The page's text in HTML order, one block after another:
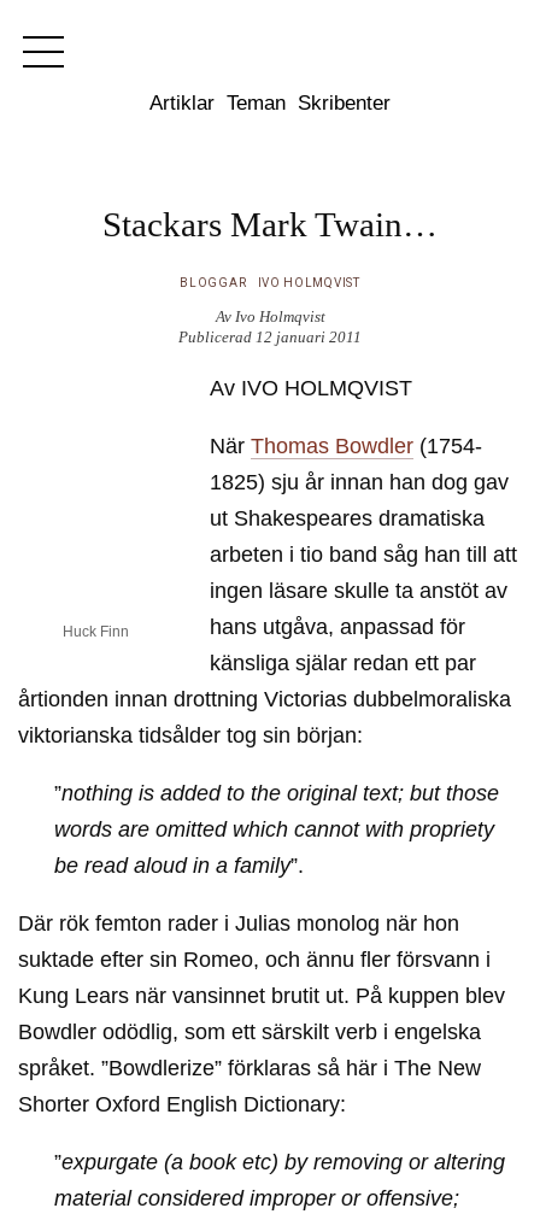
Artiklar Teman Skribenter
Stackars Mark Twain…
BLOGGAR IVO HOLMQVIST
Av Ivo Holmqvist
Publicerad 12 januari 2011
Huck Finn
Av IVO HOLMQVIST
När Thomas Bowdler(1754-
1825) sju år innan han dog gav
ut Shakespeares dramatiska
arbeten i tio band såg han till att
ingen läsare skulle ta anstöt av
hans utgåva, anpassad för
känsliga själar redan ett par
årtionden innan drottning Victorias dubbelmoraliska
viktorianska tidsålder tog sin början:
”nothing is added to the original text; but those
words are omitted which cannot with propriety
be read aloud in a family”.
Där rök femton rader i Julias monolog när hon
suktade efter sin Romeo, och ännu fler försvann i
Kung Lears när vansinnet brutit ut. På kuppen blev
Bowdler odödlig, som ett särskilt verb i engelska
språket. ”Bowdlerize” förklaras så här i The New
Shorter Oxford English Dictionary:
”expurgate (a book etc) by removing or altering
material considered improper or offensive;